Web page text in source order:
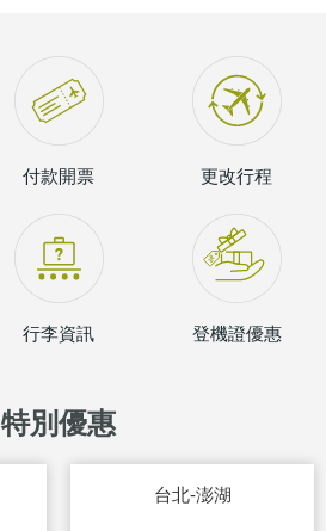
付款開票 更改行程
行李資訊 登機證優惠
特別優惠
台北-澎湖